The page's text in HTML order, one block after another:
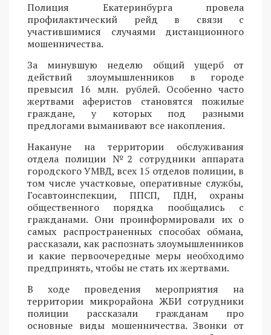
Полиция Екатеринбурга провела
профилактический рейд в связи с
участившимися случаями дистанционного
мошенничества.
За минувшую неделю общий ущерб от
действий злоумышленников в городе
превысил 16 млн. рублей. Особенно часто
жертвами аферистов становятся пожилые
граждане, у которых под разными
предлогами выманивают все накопления.
Накануне на территории обслуживания
отдела полиции №2 сотрудники аппарата
городского УМВД, всех 15 отделов полиции, в
том числе участковые, оперативные службы,
Госавтоинспекции, ППСП, ПДН, охраны
общественного порядка пообщались с
гражданами. Они проинформировали их о
самых распространенных способах обмана,
рассказали, как распознать злоумышленников
и какие первоочередные меры необходимо
предпринять, чтобы не стать их жертвами.
В ходе проведения мероприятия на
территории микрорайона ЖБИ сотрудники
полиции рассказали гражданам про
основные виды мошенничества. Звонки от